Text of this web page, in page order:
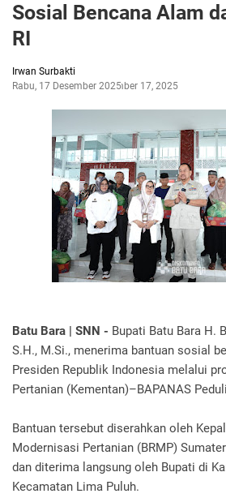
Sosial Bencana Alam
RI
Irwan Surbakti
Rabu, 17 Desember 2025Desember 17, 2025
Batu Bara | SNN - Bupati Batu Bara H.
S.H., M.Si., menerima bantuan sosial
Presiden Republik Indonesia melalui
Pertanian (Kementan)–BAPANAS
Bantuan tersebut diserahkan oleh
Modernisasi Pertanian (BRMP)
dan diterima langsung oleh Bupati di
Kecamatan Lima Puluh.